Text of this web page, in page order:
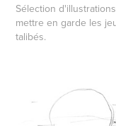
Sélection
mettre en garde les
talibés.